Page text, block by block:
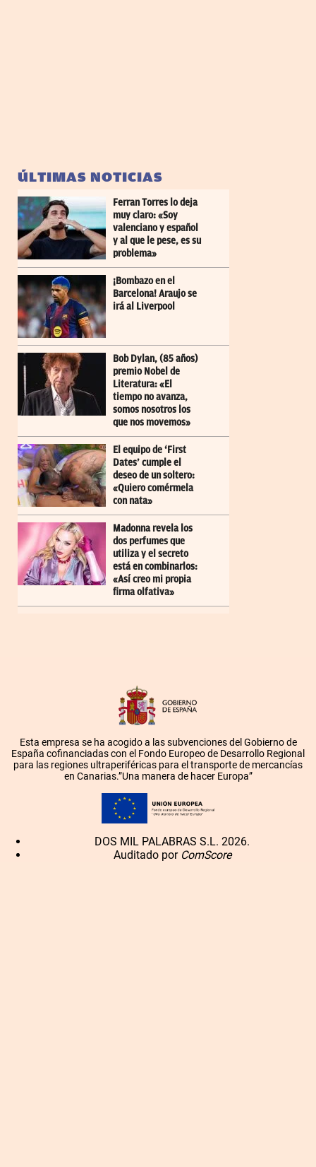
ÚLTIMAS NOTICIAS
Ferran Torres lo deja
muy claro: «Soy
valenciano y español
y al que le pese, es su
problema»
¡Bombazo en el
Barcelona! Araujo se
irá al Liverpool
Bob Dylan, (85 años)
premio Nobel de
Literatura: «El
tiempo no avanza,
somos nosotros los
que nos movemos»
El equipo de ‘First
Dates’ cumple el
deseo de un soltero:
«Quiero comérmela
con nata»
Madonna revela los
dos perfumes que
utiliza y el secreto
está en combinarlos:
«Así creo mi propia
firma olfativa»
Esta empresa se ha acogido a las subvenciones del Gobierno de
España cofinanciadas con el Fondo Europeo de Desarrollo Regional
para las regiones ultraperiféricas para el transporte de mercancías
en Canarias.”Una manera de hacer Europa”
DOS MIL PALABRAS S.L. 2026.
Auditado por ComScore